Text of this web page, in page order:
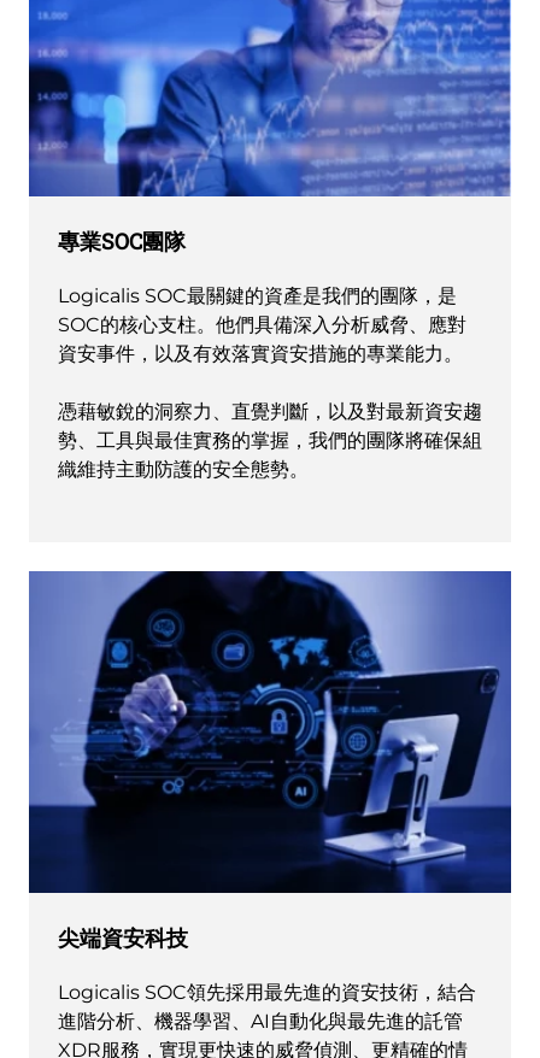
專業SOC團隊
Logicalis SOC最關鍵的資產是我們的團隊，是
SOC的核心支柱。他們具備深入分析威脅、應對
資安事件，以及有效落實資安措施的專業能力。
憑藉敏銳的洞察力、直覺判斷，以及對最新資安趨
勢、工具與最佳實務的掌握，我們的團隊將確保組
織維持主動防護的安全態勢。
尖端資安科技
Logicalis SOC領先採用最先進的資安技術，結合
進階分析、機器學習、AI自動化與最先進的託管
XDR服務，實現更快速的威脅偵測、更精確的情